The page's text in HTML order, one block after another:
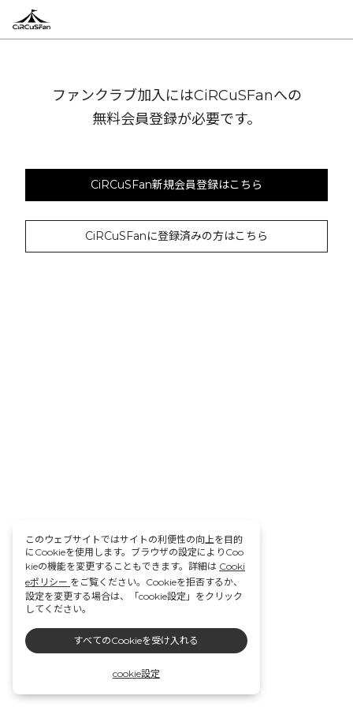
ファンクラブ加入にはCiRCuSFanへの
無料会員登録が必要です。
CiRCuSFan新規会員登録はこちら
CiRCuSFanに登録済みの方はこちら
このウェブサイトではサイトの利便性の向上を目的
にCookieを使用します。ブラウザの設定によりCoo
kieの機能を変更することもできます。詳細は Cooki
eポリシー をご覧ください。Cookieを拒否するか、
設定を変更する場合は、「cookie設定」をクリック
してください。
すべてのCookieを受け入れる
cookie設定